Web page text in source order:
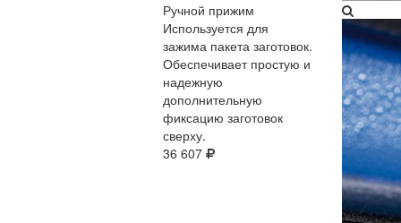
Ручной прижим​
Используется для
зажима пакета заготовок.
Обеспечивает простую и
надежную
дополнительную
фиксацию заготовок
сверху.
36 607